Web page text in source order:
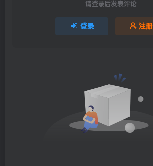
请登录后发表评论
登录 注册